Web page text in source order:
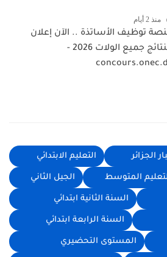
أيام
توظيف الأساتذة .. الآن إعلان
النتائج جميع الولات 2026 -
التعليم الابتدائي
المتوسط الجيل الثاني
السنة الثانية ابتدائي
السنة الرابعة ابتدائي
المستوى التحضيري